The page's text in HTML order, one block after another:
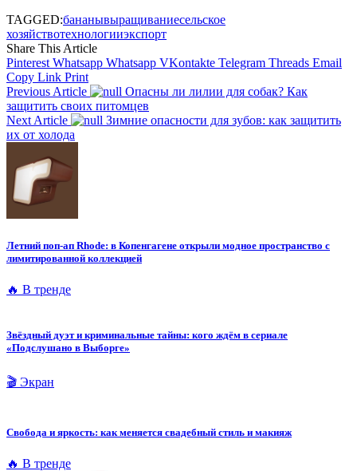
TAGGED:бананывыращиваниесельское
хозяйствотехнологииэкспорт
Share This Article
Pinterest Whatsapp Whatsapp VKontakte Telegram Threads Email
Copy Link Print
Previous Article
Опасны ли лилии для собак? Как
защитить своих питомцев
Next Article
Зимние опасности для зубов: как защитить
их от холода
Летний поп-ап Rhode: в Копенгагене открыли модное пространство с
лимитированной коллекцией
🔥 В тренде
Звёздный дуэт и криминальные тайны: кого ждём в сериале
«Подслушано в Выборге»
🎬 Экран
Свобода и яркость: как меняется свадебный стиль и макияж
🔥 В тренде